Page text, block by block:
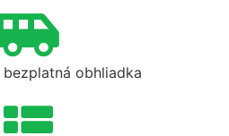
bezplatná obhliadka